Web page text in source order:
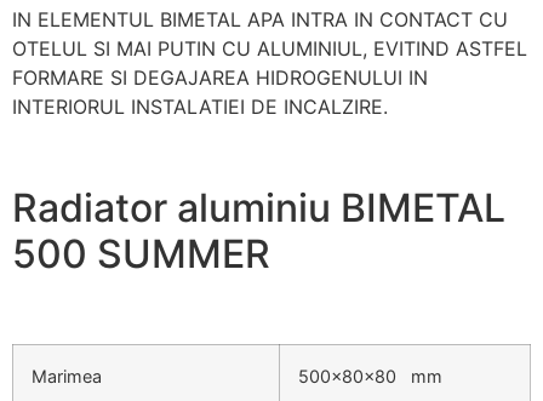
IN ELEMENTUL BIMETAL APA INTRA IN CONTACT CU
OTELUL SI MAI PUTIN CU ALUMINIUL, EVITIND ASTFEL
FORMARE SI DEGAJAREA HIDROGENULUI IN
INTERIORUL INSTALATIEI DE INCALZIRE.
Radiator aluminiu BIMETAL
500 SUMMER
Marimea 500x80x80 mm